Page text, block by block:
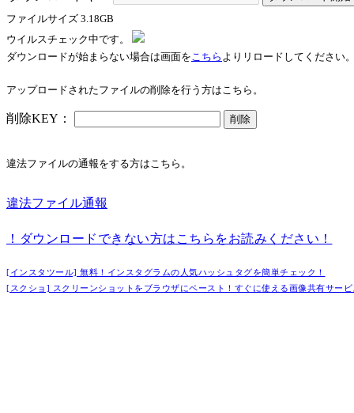
ファイルサイズ 3.18GB
ウイルスチェック中です。
ダウンロードが始まらない場合は画面をこちら よりリロードしてください
アップロードされたファイルの削除を行う方はこちら。
削除KEY： 削除
違法ファイルの通報をする方はこちら。
違法ファイル通報
！ダウンロードできない方はこちらをお読みください！
[インスタツール] 無料！インスタグラムの人気ハッシュタグを簡単チェック！
[スクショ] スクリーンショットをブラウザにペースト！すぐに使える画像共有サービ